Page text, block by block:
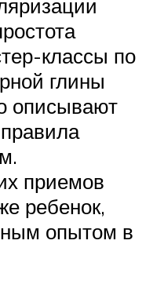
классы по
глины
описывают
приемов
ребенок,
опытом в